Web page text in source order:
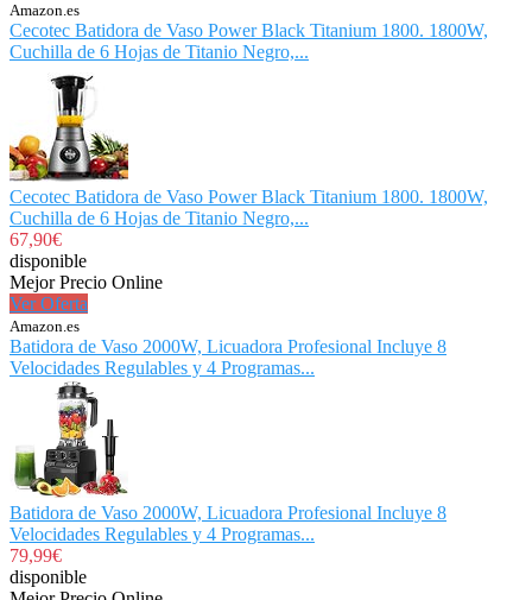
Amazon.es
Cecotec Batidora de Vaso Power Black Titanium 1800. 1800W,
Cuchilla de 6 Hojas de Titanio Negro,...
Cecotec Batidora de Vaso Power Black Titanium 1800. 1800W,
Cuchilla de 6 Hojas de Titanio Negro,...
67,90€
disponible
Mejor Precio Online
Ver Oferta
Amazon.es
Batidora de Vaso 2000W, Licuadora Profesional Incluye 8
Velocidades Regulables y 4 Programas...
Batidora de Vaso 2000W, Licuadora Profesional Incluye 8
Velocidades Regulables y 4 Programas...
79,99€
disponible